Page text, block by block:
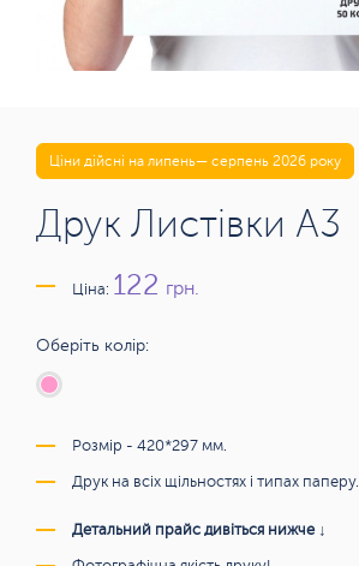
Ціни дійсні на липень— серпень 2026 року
Друк Листівки А3
Ціна: 122 грн.
Оберіть колір:
Розмір - 420*297 мм.
Друк на всіх щільностях і типах паперу.
Детальний прайс дивіться нижче ↓